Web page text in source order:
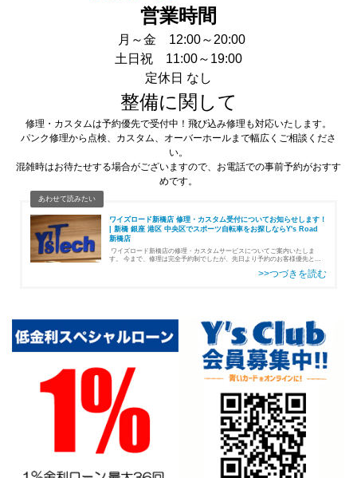
営業時間
月～金 12:00～20:00
土日祝 11:00～19:00
定休日 なし
整備に関して
修理・カスタムは予約優先で受付中！飛び込み修理も対応いたします。
パンク修理から点検、カスタム、オーバーホールまで幅広くご相談くださ
い。
混雑時はお待たせする場合がございますので、お電話での事前予約がおすす
めです。
ワイズロード新橋店 修理・カスタム受付についてお知らせします！
| 新橋 銀座 港区 中央区でスポーツ自転車をお探しならY's Road
新橋店
ワイズロード新橋店の修理・カスタムサービスについてご案内いたしま
す。 今まで、修理は完全予約制でしたが、先日より予約のお客様優先とし